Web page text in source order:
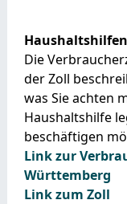
Die
der Zoll
was Sie achten
Haushaltshilfe
beschäftigen
Link zur
Württemberg
Link zum Zoll